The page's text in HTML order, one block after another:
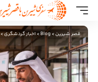
قصر شیرین>
Blog
>اخبار گردشگری>